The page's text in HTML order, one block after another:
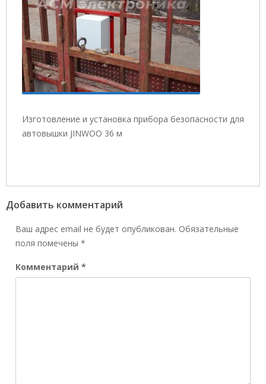
Изготовление и установка прибора безопасности для
автовышки JINWOO 36 м
Добавить комментарий
Ваш адрес email не будет опубликован. Обязательные
поля помечены *
Комментарий *